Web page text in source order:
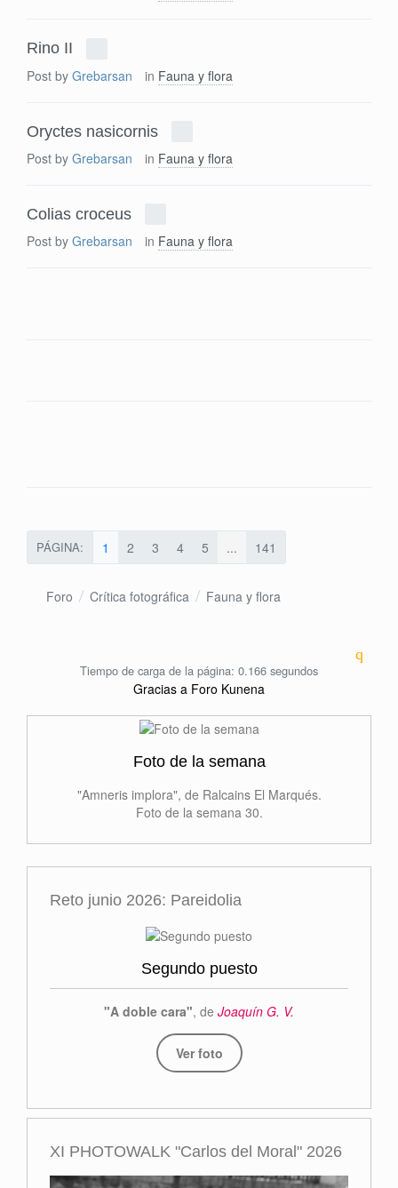
Rino II
Post by Grebarsan in Fauna y flora
Oryctes nasicornis
Post by Grebarsan in Fauna y flora
Colias croceus
Post by Grebarsan in Fauna y flora
PÁGINA: 1 2 3 4 5 ... 141
Foro Crítica fotográfica Fauna y flora
Tiempo de carga de la página: 0.166 segundos
Gracias a Foro Kunena
Foto de la semana
"Amneris implora", de Ralcains El Marqués.
Foto de la semana 30.
Reto junio 2026: Pareidolia
Segundo puesto
"A doble cara", de Joaquín G. V.
Ver foto
XI PHOTOWALK "Carlos del Moral" 2026